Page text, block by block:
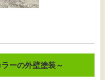
ーの外壁塗装～